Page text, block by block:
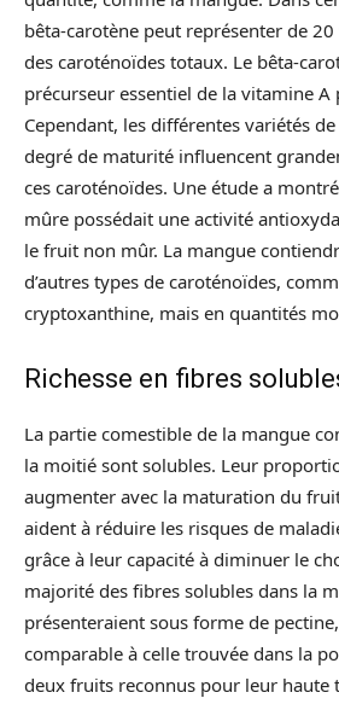
bêta-carotène peut représenter de 20
des caroténoïdes totaux. Le bêta-
précurseur essentiel de la vitamine A
Cependant, les différentes variétés
degré de maturité influencent
ces caroténoïdes. Une étude a
mûre possédait une activité
le fruit non mûr. La mangue
d’autres types de caroténoïdes,
cryptoxanthine, mais en quantités
Richesse en fibres
La partie comestible de la mangue
la moitié sont solubles. Leur
augmenter avec la maturation du
aident à réduire les risques de
grâce à leur capacité à diminuer le
majorité des fibres solubles dans la
présenteraient sous forme de
comparable à celle trouvée dans la
deux fruits reconnus pour leur haute